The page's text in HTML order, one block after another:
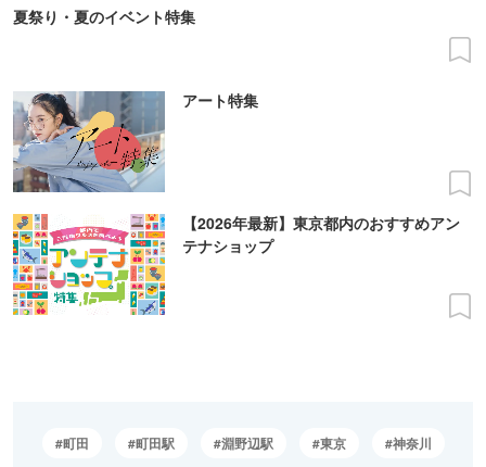
夏祭り・夏のイベント特集
アート特集
【2026年最新】東京都内のおすすめアン
テナショップ
町田 町田駅 淵野辺駅 東京 神奈川